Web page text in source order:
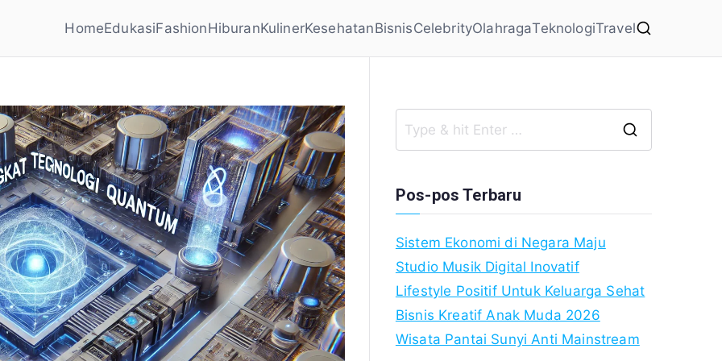
HomeEdukasiFashionHiburanKulinerKesehatanBisnisCelebrityOlahragaTeknologiTravel
Pos-pos Terbaru
Sistem Ekonomi di Negara Maju
Studio Musik Digital Inovatif
Lifestyle Positif Untuk Keluarga Sehat
Bisnis Kreatif Anak Muda 2026
Wisata Pantai Sunyi Anti Mainstream